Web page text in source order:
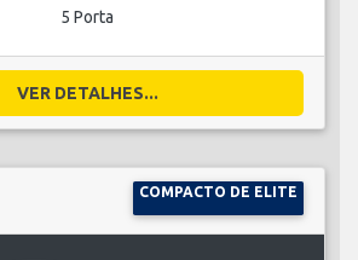
5 Porta
VER DETALHES...
COMPACTO DE ELITE